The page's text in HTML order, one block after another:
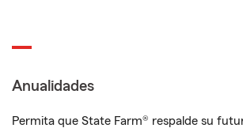
Anualidades
Permita que State Farm® respalde su